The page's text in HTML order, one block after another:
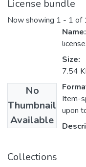
License bundle
Now showing 1 - 1 of
No
Thumbnail
Available
Name:
Size:
7.54
Item-
upon
Collections